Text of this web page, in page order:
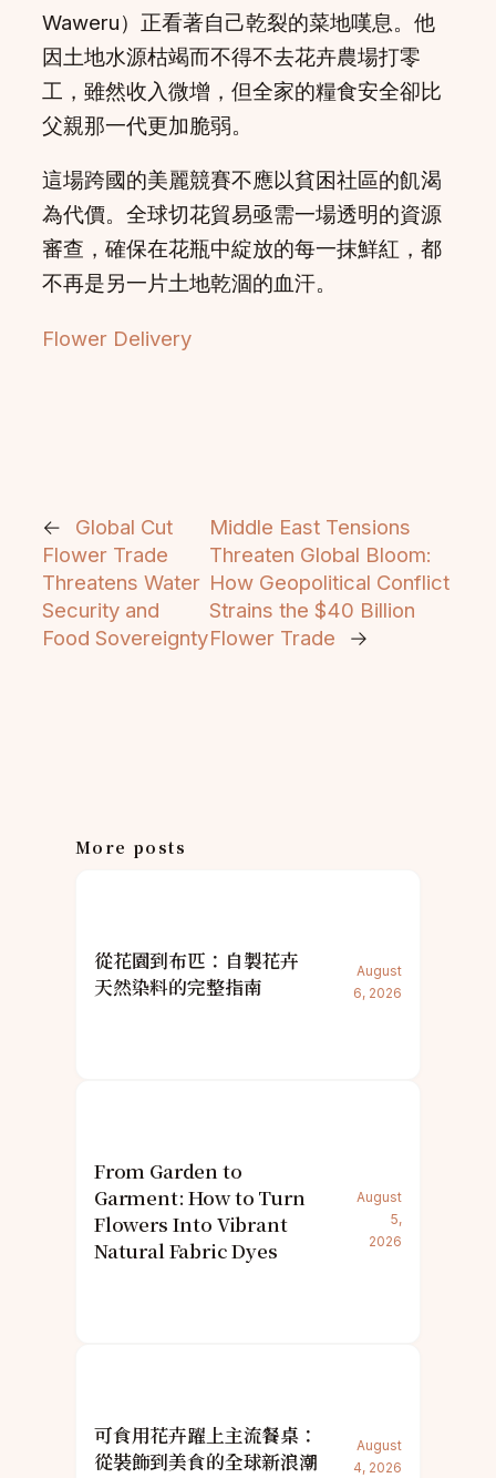
Waweru）正看著自己乾裂的菜地嘆息。他
因土地水源枯竭而不得不去花卉農場打零
工，雖然收入微增，但全家的糧食安全卻比
父親那一代更加脆弱。
這場跨國的美麗競賽不應以貧困社區的飢渴
為代價。全球切花貿易亟需一場透明的資源
審查，確保在花瓶中綻放的每一抹鮮紅，都
不再是另一片土地乾涸的血汗。
Flower Delivery
←
Global Cut
Flower Trade
Threatens Water
Security and
Food Sovereignty
Middle East Tensions
Threaten Global Bloom:
How Geopolitical Conflict
Strains the $40 Billion
Flower Trade
→
More posts
從花園到布匹：自製花卉
天然染料的完整指南
August
6, 2026
From Garden to
Garment: How to Turn
Flowers Into Vibrant
Natural Fabric Dyes
August
5,
2026
可食用花卉躍上主流餐桌：
從裝飾到美食的全球新浪潮
August
4, 2026